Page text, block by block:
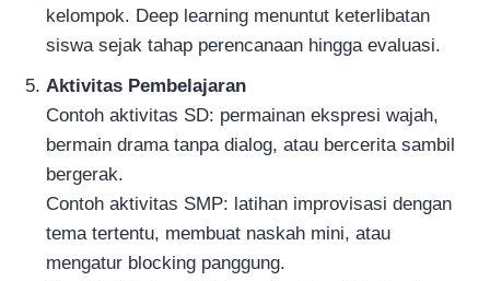
kelompok. Deep learning menuntut keterlibatan
siswa sejak tahap perencanaan hingga evaluasi.
Aktivitas Pembelajaran
Contoh aktivitas SD: permainan ekspresi wajah,
bermain drama tanpa dialog, atau bercerita sambil
bergerak.
Contoh aktivitas SMP: latihan improvisasi dengan
tema tertentu, membuat naskah mini, atau
mengatur blocking panggung.